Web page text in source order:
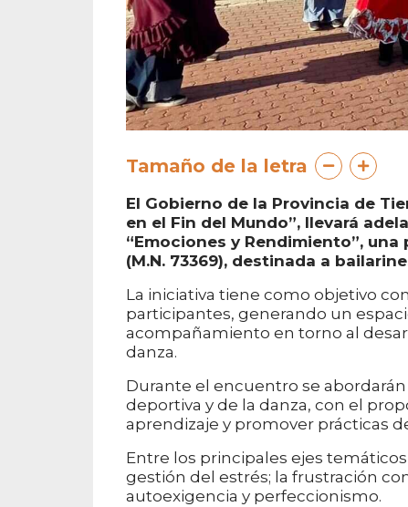
Tamaño de la letra
El Gobierno de la Provincia de
en el Fin del Mundo”, llevará
“Emociones y Rendimiento”,
(M.N. 73369), destinada a
La iniciativa tiene como objetivo
participantes, generando un
acompañamiento en torno al
danza.
Durante el encuentro se
deportiva y de la danza, con el
aprendizaje y promover prácticas
Entre los principales ejes
gestión del estrés; la frustración
autoexigencia y perfeccionismo.